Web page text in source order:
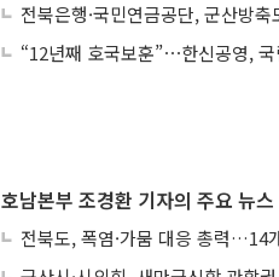
전북은행·국민연금공단, 군산방
“12년째 호국보훈”⋯한신공영,
호남본부 조경환 기자의 주요 뉴스
전북도, 폭염·가뭄 대응 총력…14